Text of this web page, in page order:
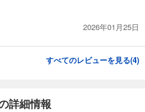
2026年01月25日
すべてのレビューを見る(4)
詳細情報